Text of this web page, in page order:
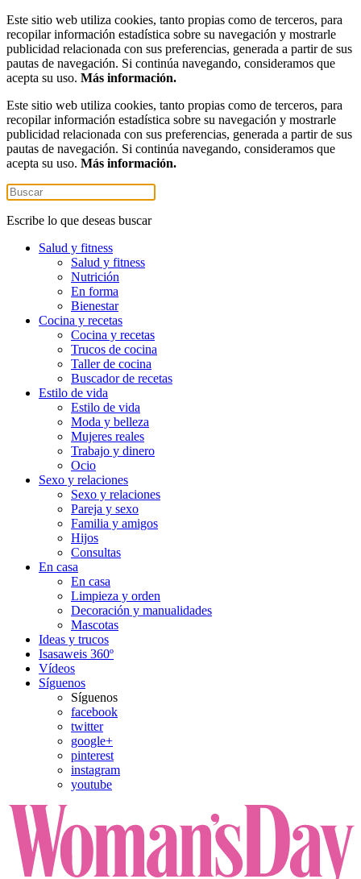
Este sitio web utiliza cookies, tanto propias como de terceros, para
recopilar información estadística sobre su navegación y mostrarle
publicidad relacionada con sus preferencias, generada a partir de sus
pautas de navegación. Si continúa navegando, consideramos que
acepta su uso. Más información.
Este sitio web utiliza cookies, tanto propias como de terceros, para
recopilar información estadística sobre su navegación y mostrarle
publicidad relacionada con sus preferencias, generada a partir de sus
pautas de navegación. Si continúa navegando, consideramos que
acepta su uso. Más información.
Escribe lo que deseas buscar
Salud y fitness
Salud y fitness
Nutrición
En forma
Bienestar
Cocina y recetas
Cocina y recetas
Trucos de cocina
Taller de cocina
Buscador de recetas
Estilo de vida
Estilo de vida
Moda y belleza
Mujeres reales
Trabajo y dinero
Ocio
Sexo y relaciones
Sexo y relaciones
Pareja y sexo
Familia y amigos
Hijos
Consultas
En casa
En casa
Limpieza y orden
Decoración y manualidades
Mascotas
Ideas y trucos
Isasaweis 360º
Vídeos
Síguenos
Síguenos
facebook
twitter
google+
pinterest
instagram
youtube